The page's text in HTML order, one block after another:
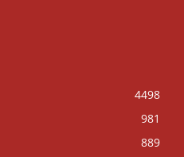
4498
981
889